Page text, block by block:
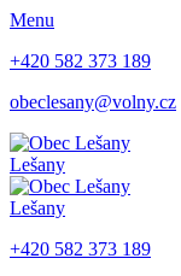
Menu
+420 582 373 189
obeclesany@volny.cz
Lešany
Lešany
+420 582 373 189